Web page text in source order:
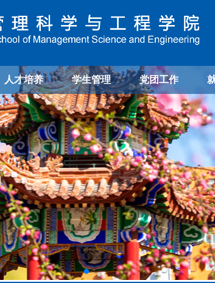
人才培养 学生管理 党团工作